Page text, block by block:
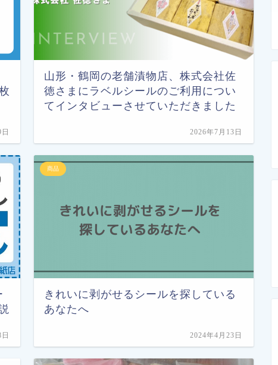
山形・鶴岡の老舗漬物店、株式会社佐
徳さまにラベルシールのご利用につい
てインタビューさせていただきました
2026年7月13日
商品
きれいに剥がせるシールを探している
あなたへ
2024年4月23日